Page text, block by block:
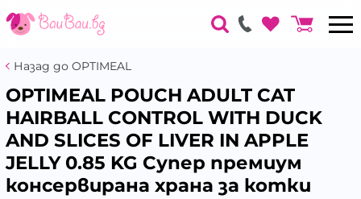
Назад до OPTIMEAL
OPTIMEAL POUCH ADULT CAT
HAIRBALL CONTROL WITH DUCK
AND SLICES OF LIVER IN APPLE
JELLY 0.85 KG Супер премиум
консервирана храна за котки